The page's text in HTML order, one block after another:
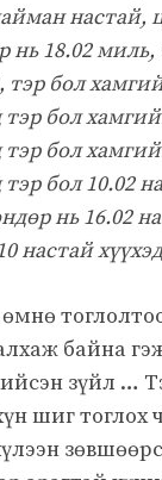
настай,
нь 18.02
тэр бол
бол
бол
бол 10.02
нь 16.02
настай
байна
зүйл …
шиг тоглох